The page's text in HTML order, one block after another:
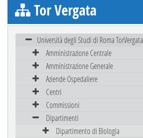
Tor Vergata
Università degli Studi di Roma TorVergata
Amministrazione Centrale
Amministrazione Generale
Aziende Ospedaliere
Centri
Commissioni
Dipartimenti
Dipartimento di Biologia